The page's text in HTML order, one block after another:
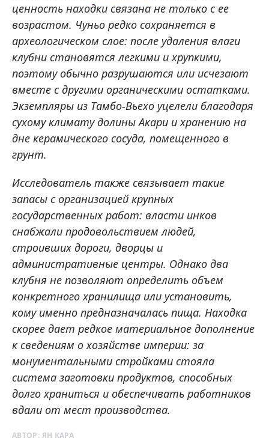
ценность находки связана не только с ее
возрастом. Чуньо редко сохраняется в
археологическом слое: после удаления влаги
клубни становятся легкими и хрупкими,
поэтому обычно разрушаются или исчезают
вместе с другими органическими остатками.
Экземпляры из Тамбо-Вьехо уцелели благодаря
сухому климату долины Акари и хранению на
дне керамического сосуда, помещенного в
грунт.
Исследователь также связывает такие
запасы с организацией крупных
государственных работ: власти инков
снабжали продовольствием людей,
строивших дороги, дворцы и
административные центры. Однако два
клубня не позволяют определить объем
конкретного хранилища или установить,
кому именно предназначалась пища. Находка
скорее дает редкое материальное дополнение
к сведениям о хозяйстве империи: за
монументальными стройками стояла
система заготовки продуктов, способных
долго храниться и обеспечивать работников
вдали от мест производства.
АВТОР: ЯН КАРА